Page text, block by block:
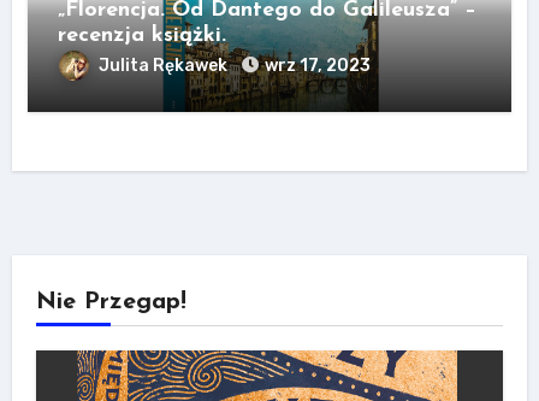
„Florencja. Od Dantego do Galileusza” –
recenzja książki.
Julita Rękawek wrz 17, 2023
Nie Przegap!